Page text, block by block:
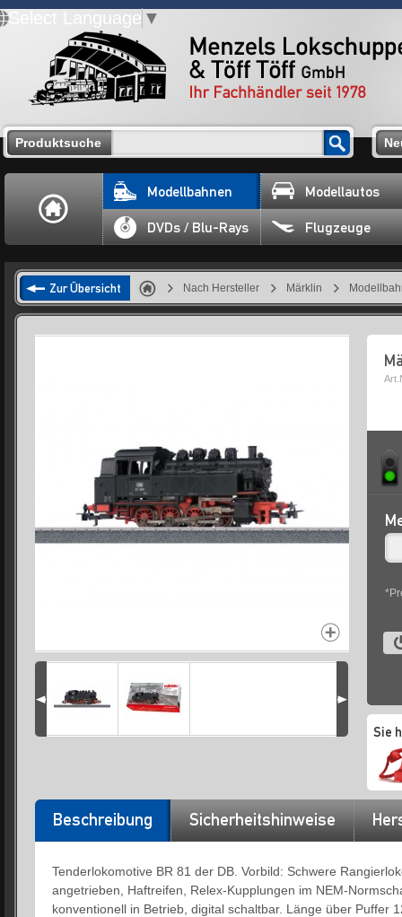
Select Language ▼
Produktsuche
Modellbahnen Modellautos
DVDs / Blu-Rays Flugzeuge
Zur Übersicht Nach Hersteller Märklin
Sie
Beschreibung Sicherheitshinweise
Tenderlokomotive BR 81 der DB. Vorbild: Schwere
angetrieben, Haftreifen, Relex-Kupplungen im NEM-
konventionell in Betrieb, digital schaltbar. Länge über Puffer